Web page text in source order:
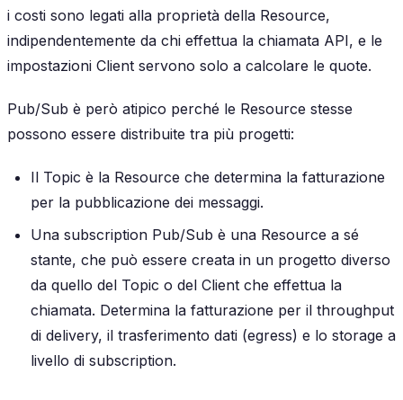
i costi sono legati alla proprietà della Resource,
indipendentemente da chi effettua la chiamata API, e le
impostazioni Client servono solo a calcolare le quote.
Pub/Sub è però atipico perché le Resource stesse
possono essere distribuite tra più progetti:
Il Topic è la Resource che determina la fatturazione
per la pubblicazione dei messaggi.
Una subscription Pub/Sub è una Resource a sé
stante, che può essere creata in un progetto diverso
da quello del Topic o del Client che effettua la
chiamata. Determina la fatturazione per il throughput
di delivery, il trasferimento dati (egress) e lo storage a
livello di subscription.